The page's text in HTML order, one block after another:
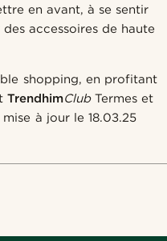
en avant, à se sentir
accessoires de haute
shopping, en profitant
TrendhimClubTermes et
à jour le 18.03.25